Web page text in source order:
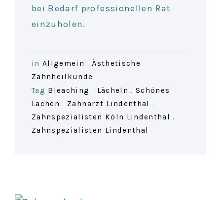
bei Bedarf professionellen Rat
einzuholen.
in Allgemein . Ästhetische
Zahnheilkunde
Tag Bleaching . Lächeln .Schönes
Lachen . Zahnarzt Lindenthal .
Zahnspezialisten Köln Lindenthal .
Zahnspezialisten Lindenthal